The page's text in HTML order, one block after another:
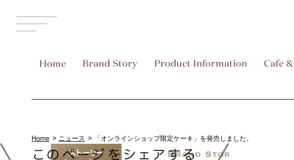
Home ニュース 「オンラインショップ限定ケーキ」を発売しました。